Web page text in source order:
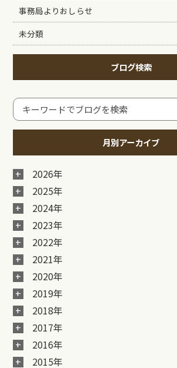
事務局よりおしらせ
未分類
ブログ検索
月別アーカイブ
2026年
2025年
2024年
2023年
2022年
2021年
2020年
2019年
2018年
2017年
2016年
2015年